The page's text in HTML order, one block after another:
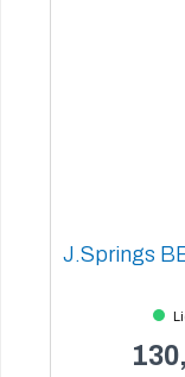
J.Springs